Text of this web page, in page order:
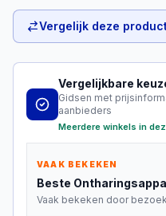
Vergelijk deze
Vergelijkbare
Gidsen met
aanbieders
Meerdere winkels in
VAAK BEKEKEN
Beste
Vaak bekeken door